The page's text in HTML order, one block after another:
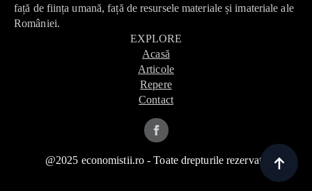
față de ființa umană, față de resursele materiale și imateriale ale
României.
EXPLORE
Acasă
Articole
Repere
Contact
@2025 economistii.ro - Toate drepturile rezervate